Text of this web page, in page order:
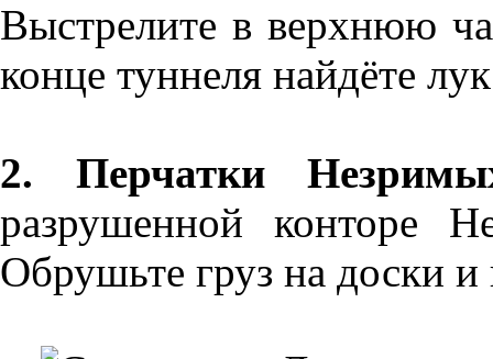
Выстрелите в верхнюю
конце туннеля найдёте
2. Перчатки
разрушенной конторе
Обрушьте груз на доски и